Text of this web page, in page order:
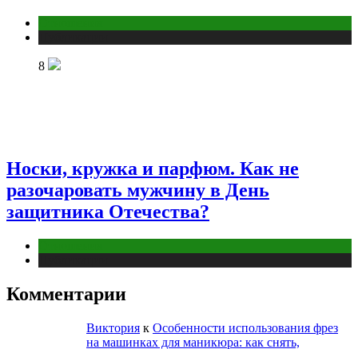
8
Носки, кружка и парфюм. Как не
разочаровать мужчину в День
защитника Отечества?
Комментарии
Виктория к Особенности использования фрез
на машинках для маникюра: как снять,